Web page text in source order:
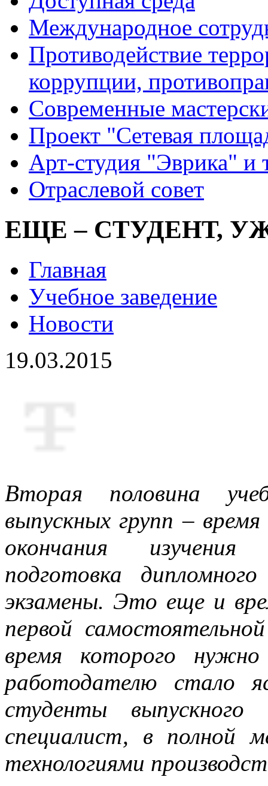
Международное
Противодействие
коррупции,
Современные
Проект "Сетевая
Арт-студия "Эврика" и
Отраслевой совет
ЕЩЕ – СТУДЕНТ,
Главная
Учебное заведение
Новости
19.03.2015
Вторая половина
выпускных групп –
окончания изучения
подготовка
экзамены. Это еще и
первой
время которого
работодателю стало
студенты
специалист, в полной
технологиями